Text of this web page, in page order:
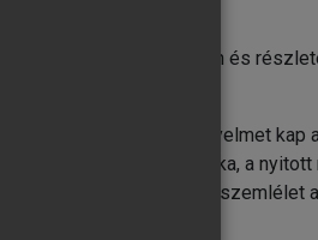
változata, mely átfogóan és
ízt hordoz: különös figyelmet kap
végzett munka, a
vonatkozásai is. Ez a szemlélet